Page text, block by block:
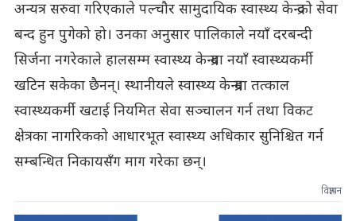
अन्यत्र सरुवा गरिएकाले पल्चौर सामुदायिक स्वास्थ्य केन्द्रको सेवा
बन्द हुन पुगेको हो। उनका अनुसार पालिकाले नयाँ दरबन्दी
सिर्जना नगरेकाले हालसम्म स्वास्थ्य केन्द्रमा नयाँ स्वास्थ्यकर्मी
खटिन सकेका छैनन्। स्थानीयले स्वास्थ्य केन्द्रमा तत्काल
स्वास्थ्यकर्मी खटाई नियमित सेवा सञ्चालन गर्न तथा विकट
क्षेत्रका नागरिकको आधारभूत स्वास्थ्य अधिकार सुनिश्चित गर्न
सम्बन्धित निकायसँग माग गरेका छन्।
विज्ञापन